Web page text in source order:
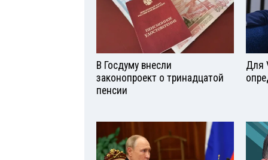
В Госдуму внесли
законопроект о тринадцатой
пенсии
Для